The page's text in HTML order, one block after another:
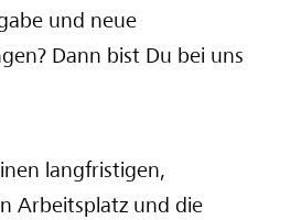
und Ausbilder
und neue
Dann bist Du bei uns
langfristigen,
Arbeitsplatz und die